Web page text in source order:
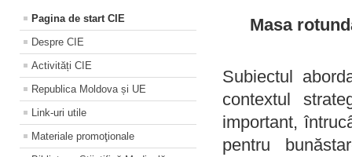
Pagina de start CIE
Despre CIE
Activități CIE
Republica Moldova și UE
Link-uri utile
Materiale promoţionale
Masa
Subiectul
contextul
important,
pentru